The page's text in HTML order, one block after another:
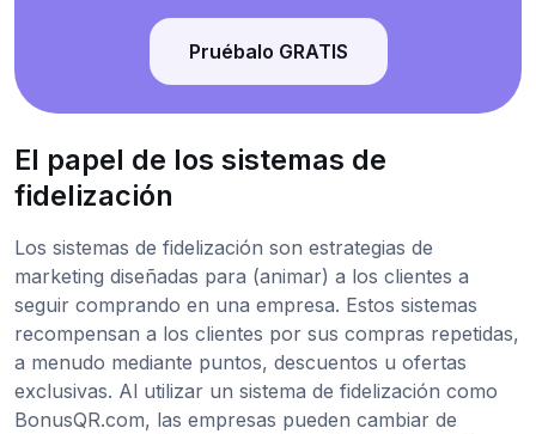
Pruébalo GRATIS
El papel de los sistemas de
fidelización
Los sistemas de fidelización son estrategias de
marketing diseñadas para (animar) a los clientes a
seguir comprando en una empresa. Estos sistemas
recompensan a los clientes por sus compras repetidas,
a menudo mediante puntos, descuentos u ofertas
exclusivas. Al utilizar un sistema de fidelización como
BonusQR.com, las empresas pueden cambiar de